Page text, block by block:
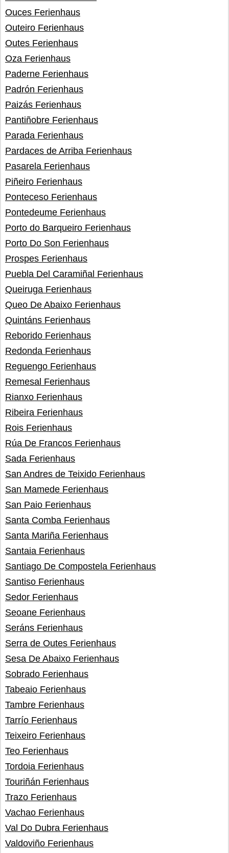
Ouces Ferienhaus
Outeiro Ferienhaus
Outes Ferienhaus
Oza Ferienhaus
Paderne Ferienhaus
Padrón Ferienhaus
Paizás Ferienhaus
Pantiñobre Ferienhaus
Parada Ferienhaus
Pardaces de Arriba Ferienhaus
Pasarela Ferienhaus
Piñeiro Ferienhaus
Ponteceso Ferienhaus
Pontedeume Ferienhaus
Porto do Barqueiro Ferienhaus
Porto Do Son Ferienhaus
Prospes Ferienhaus
Puebla Del Caramiñal Ferienhaus
Queiruga Ferienhaus
Queo De Abaixo Ferienhaus
Quintáns Ferienhaus
Reborido Ferienhaus
Redonda Ferienhaus
Reguengo Ferienhaus
Remesal Ferienhaus
Rianxo Ferienhaus
Ribeira Ferienhaus
Rois Ferienhaus
Rúa De Francos Ferienhaus
Sada Ferienhaus
San Andres de Teixido Ferienhaus
San Mamede Ferienhaus
San Paio Ferienhaus
Santa Comba Ferienhaus
Santa Mariña Ferienhaus
Santaia Ferienhaus
Santiago De Compostela Ferienhaus
Santiso Ferienhaus
Sedor Ferienhaus
Seoane Ferienhaus
Seráns Ferienhaus
Serra de Outes Ferienhaus
Sesa De Abaixo Ferienhaus
Sobrado Ferienhaus
Tabeaio Ferienhaus
Tambre Ferienhaus
Tarrío Ferienhaus
Teixeiro Ferienhaus
Teo Ferienhaus
Tordoia Ferienhaus
Touriñán Ferienhaus
Trazo Ferienhaus
Vachao Ferienhaus
Val Do Dubra Ferienhaus
Valdoviño Ferienhaus